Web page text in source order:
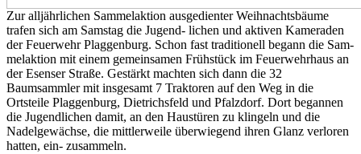
Zur alljährlichen Sammelaktion ausgedienter Weihnachtsbäume
trafen sich am Samstag die Jugend- lichen und aktiven Kameraden
der Feuerwehr Plaggenburg. Schon fast traditionell begann die Sam-
melaktion mit einem gemeinsamen Frühstück im Feuerwehrhaus an
der Esenser Straße. Gestärkt machten sich dann die 32
Baumsammler mit insgesamt 7 Traktoren auf den Weg in die
Ortsteile Plaggenburg, Dietrichsfeld und Pfalzdorf. Dort begannen
die Jugendlichen damit, an den Haustüren zu klingeln und die
Nadelgewächse, die mittlerweile überwiegend ihren Glanz verloren
hatten, ein- zusammeln.